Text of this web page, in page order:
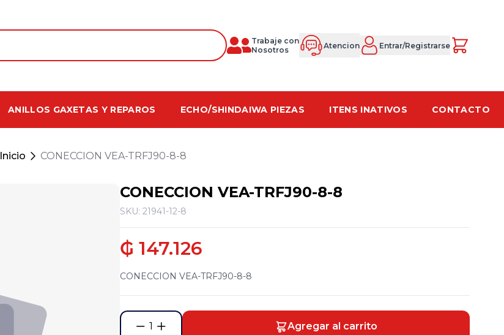
Trabaje con
Nosotros
Atencion Entrar/Registrarse
ANILLOS GAXETAS Y REPAROS ECHO/SHINDAIWA PIEZAS ITENS INATIVOS CONTACTO
Inicio CONECCION VEA-TRFJ90-8-8
CONECCION VEA-TRFJ90-8-8
SKU: 21941-12-8
₲ 147.126
CONECCION VEA-TRFJ90-8-8
1 Agregar al carrito